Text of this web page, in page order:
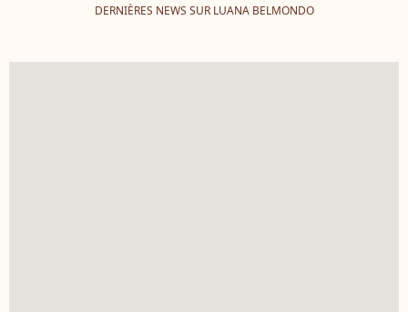
DERNIÈRES NEWS SUR LUANA BELMONDO